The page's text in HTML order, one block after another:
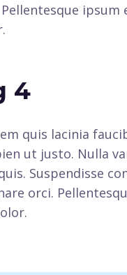
4
quis lacinia
ut justo. Nulla
Suspendisse
orci.